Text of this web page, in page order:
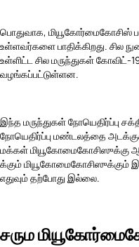
பொதுவாக, மியூகோர்மைகோசிஸ்
உள்ளவர்களை பாதிக்கிறது. சில
உள்ளிட்ட சில மருந்துகள் கோவிட்-
வழங்கப்பட்டுள்ளன.
இந்த மருந்துகள் நோயெதிர்ப்பு
நோயெதிர்ப்பு மண்டலத்தை
மக்கள் மியூகோமைகோசிஸுக்கு
க்கும் மியூகோமைகோசிஸுக்கும்
எதுவும் தற்போது இல்லை.
சரும